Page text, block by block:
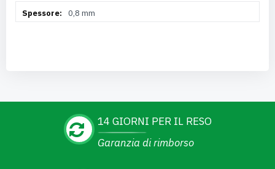
0,8 mm
14 GIORNI PER IL RESO
Garanzia di rimborso